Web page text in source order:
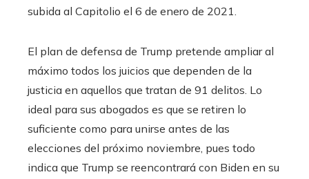
subida al Capitolio el 6 de enero de 2021.
El plan de defensa de Trump pretende ampliar al
máximo todos los juicios que dependen de la
justicia en aquellos que tratan de 91 delitos. Lo
ideal para sus abogados es que se retiren lo
suficiente como para unirse antes de las
elecciones del próximo noviembre, pues todo
indica que Trump se reencontrará con Biden en su